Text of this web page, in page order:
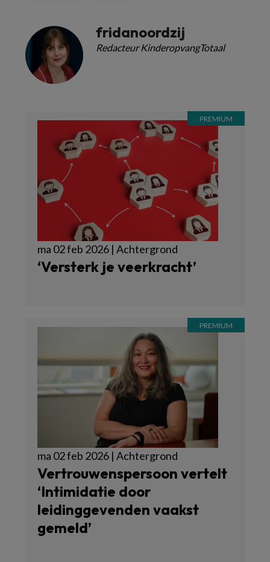
fridanoordzij
Redacteur KinderopvangTotaal
ma 02 feb 2026 | Achtergrond
‘Versterk je veerkracht’
ma 02 feb 2026 | Achtergrond
Vertrouwenspersoon vertelt
‘Intimidatie door
leidinggevenden vaakst
gemeld’